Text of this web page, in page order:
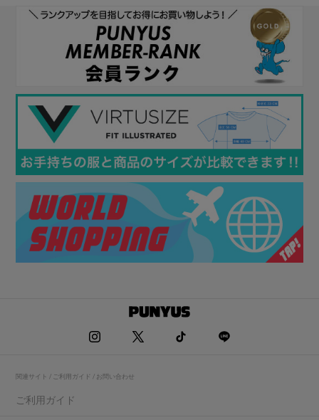
関連サイト / ご利用ガイド / お問い合わせ
ご利用ガイド